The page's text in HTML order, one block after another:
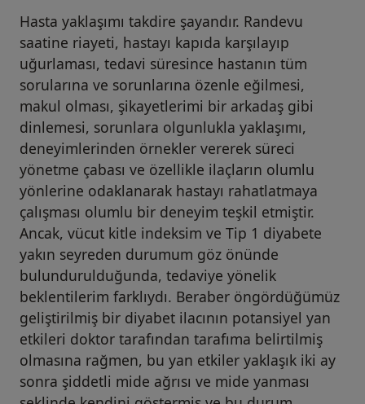
Hasta yaklaşımı takdire şayandır. Randevu
saatine riayeti, hastayı kapıda karşılayıp
uğurlaması, tedavi süresince hastanın tüm
sorularına ve sorunlarına özenle eğilmesi,
makul olması, şikayetlerimi bir arkadaş gibi
dinlemesi, sorunlara olgunlukla yaklaşımı,
deneyimlerinden örnekler vererek süreci
yönetme çabası ve özellikle ilaçların olumlu
yönlerine odaklanarak hastayı rahatlatmaya
çalışması olumlu bir deneyim teşkil etmiştir.
Ancak, vücut kitle indeksim ve Tip 1 diyabete
yakın seyreden durumum göz önünde
bulundurulduğunda, tedaviye yönelik
beklentilerim farklıydı. Beraber öngördüğümüz
geliştirilmiş bir diyabet ilacının potansiyel yan
etkileri doktor tarafından tarafıma belirtilmiş
olmasına rağmen, bu yan etkiler yaklaşık iki ay
sonra şiddetli mide ağrısı ve mide yanması